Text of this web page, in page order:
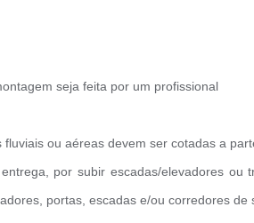
seja feita por um profissional
ou aéreas devem ser cotadas a
por subir escadas/elevadores ou
portas, escadas e/ou corredores de